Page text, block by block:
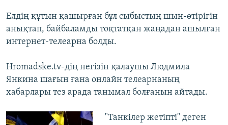
Елдің құтын қашырған бұл сыбыстың шын-өтірігін
анықтап, байбаламды тоқтатқан жаңадан ашылған
интернет-телеарна болды.
Hromadske.tv-дің негізін қалаушы Людмила
Янкина шағын ғана онлайн телеарнаның
хабарлары тез арада танымал болғанын айтады.
"Танкілер жетіпті" деген